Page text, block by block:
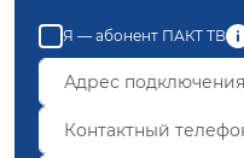
Я — абонент ПАКТ ТВ